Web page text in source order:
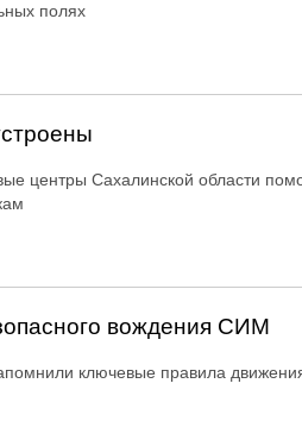
полях
центры Сахалинской области
вождения СИМ
ключевые правила